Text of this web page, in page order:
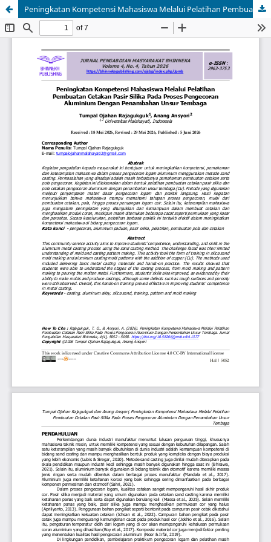
Peningkatan Kompetensi Mahasiswa Melalui Pelatihan Pembuatan Cetakan Pasir Silika Pada Proses Pengecoran Aluminium Dengan Penambahan Unsur Tembaga